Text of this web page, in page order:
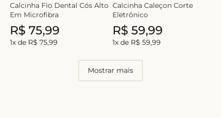
Calcinha Fio Dental Cós Alto
Em Microfibra
R$ 75,99
1x de R$ 75,99
Calcinha Caleçon Corte
Eletrônico
R$ 59,99
1x de R$ 59,99
Mostrar mais